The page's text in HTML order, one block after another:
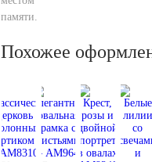
памяти.
Похожее